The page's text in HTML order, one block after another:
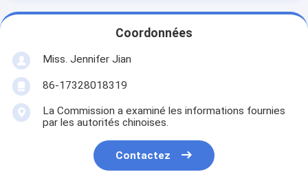
Coordonnées
Miss. Jennifer Jian
86-17328018319
La Commission a examiné les informations fournies
par les autorités chinoises.
Contactez